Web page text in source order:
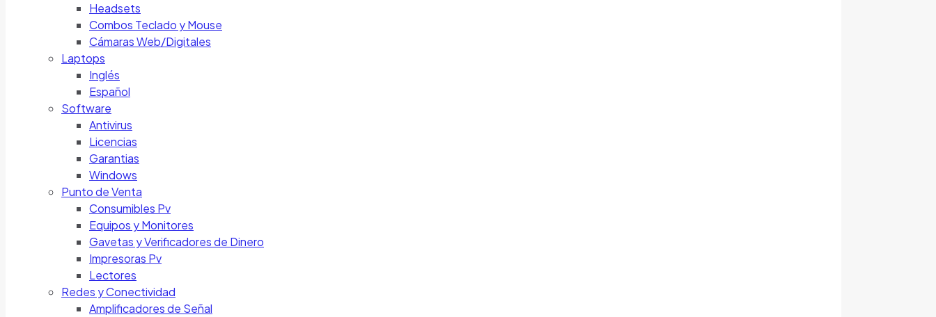
Headsets
Combos Teclado y Mouse
Cámaras Web/Digitales
Laptops
Inglés
Español
Software
Antivirus
Licencias
Garantias
Windows
Punto de Venta
Consumibles Pv
Equipos y Monitores
Gavetas y Verificadores de Dinero
Impresoras Pv
Lectores
Redes y Conectividad
Amplificadores de Señal